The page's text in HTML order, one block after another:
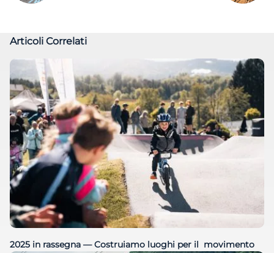
Articoli Correlati
2025 in rassegna — Costruiamo luoghi per il movimento